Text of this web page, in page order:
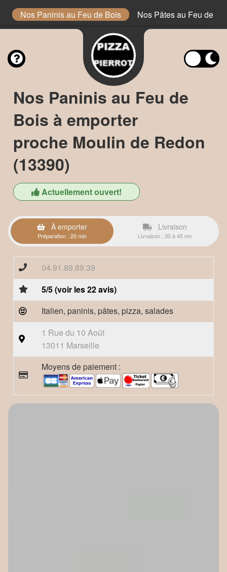
Nos Paninis au Feu de Bois Nos Pâtes au Feu de
Nos Paninis au Feu de
Bois à emporter
proche Moulin de Redon
(13390)
Actuellement ouvert!
À emporter
Préparation : 20 min
Livraison
Livraison : 30 à 45 mn
04.91.89.89.39
5/5 (voir les 22 avis)
Italien, paninis, pâtes, pizza, salades
1 Rue du 10 Août
13011 Marseille
Moyens de paiement :